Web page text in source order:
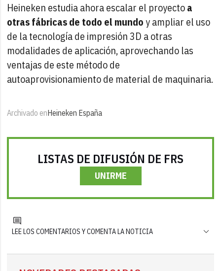
Heineken estudia ahora escalar el proyectoa
otras fábricas de todo el mundoy ampliar el uso
de la tecnología de impresión 3D a otras
modalidades de aplicación, aprovechando las
ventajas de este método de
autoaprovisionamiento de material de maquinaria.
Archivado enHeineken España
LISTAS DE DIFUSIÓN DE FRS
UNIRME
LEE LOS COMENTARIOS Y COMENTA LA NOTICIA